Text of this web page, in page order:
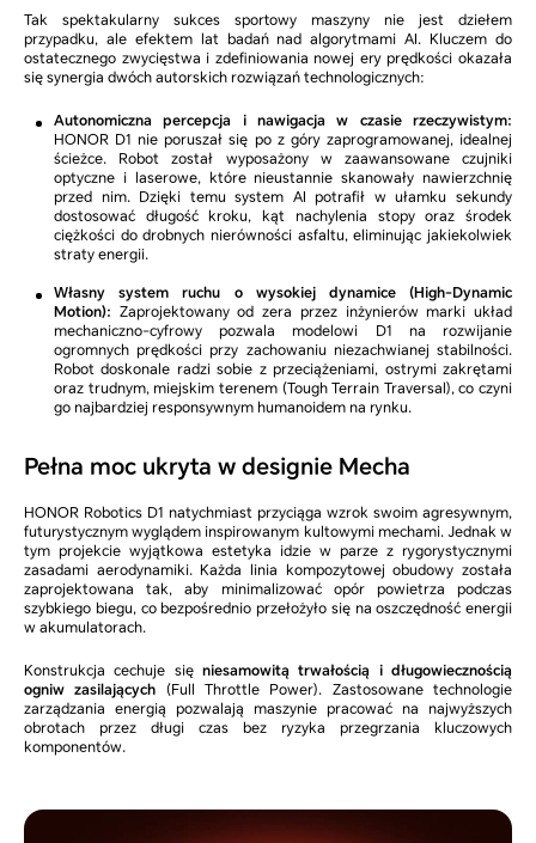
Tak spektakularny sukces sportowy maszyny nie jest dziełem
przypadku, ale efektem lat badań nad algorytmami AI. Kluczem do
ostatecznego zwycięstwa i zdefiniowania nowej ery prędkości okazała
się synergia dwóch autorskich rozwiązań technologicznych:
Autonomiczna percepcja i nawigacja w czasie rzeczywistym:
HONOR D1 nie poruszał się po z góry zaprogramowanej, idealnej
ścieżce. Robot został wyposażony w zaawansowane czujniki
optyczne i laserowe, które nieustannie skanowały nawierzchnię
przed nim. Dzięki temu system AI potrafił w ułamku sekundy
dostosować długość kroku, kąt nachylenia stopy oraz środek
ciężkości do drobnych nierówności asfaltu, eliminując jakiekolwiek
straty energii.
Własny system ruchu o wysokiej dynamice (High-Dynamic
Motion): Zaprojektowany od zera przez inżynierów marki układ
mechaniczno-cyfrowy pozwala modelowi D1 na rozwijanie
ogromnych prędkości przy zachowaniu niezachwianej stabilności.
Robot doskonale radzi sobie z przeciążeniami, ostrymi zakrętami
oraz trudnym, miejskim terenem (Tough Terrain Traversal), co czyni
go najbardziej responsywnym humanoidem na rynku.
Pełna moc ukryta w designie Mecha
HONOR Robotics D1 natychmiast przyciąga wzrok swoim agresywnym,
futurystycznym wyglądem inspirowanym kultowymi mechami. Jednak w
tym projekcie wyjątkowa estetyka idzie w parze z rygorystycznymi
zasadami aerodynamiki. Każda linia kompozytowej obudowy została
zaprojektowana tak, aby minimalizować opór powietrza podczas
szybkiego biegu, co bezpośrednio przełożyło się na oszczędność energii
w akumulatorach.
Konstrukcja cechuje się niesamowitą trwałością i długowiecznością
ogniw zasilających (Full Throttle Power). Zastosowane technologie
zarządzania energią pozwalają maszynie pracować na najwyższych
obrotach przez długi czas bez ryzyka przegrzania kluczowych
komponentów.